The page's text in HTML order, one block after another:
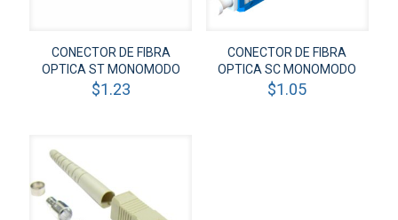
CONECTOR DE FIBRA
OPTICA ST MONOMODO
$1.23
CONECTOR DE FIBRA
OPTICA SC MONOMODO
$1.05